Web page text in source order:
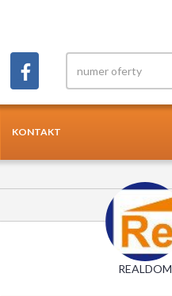
KONTAKT
REALDOM